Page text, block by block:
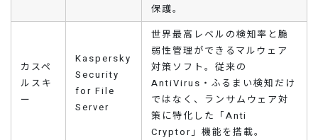
保護。
カスペ
ルスキ
ー
Kaspersky
Security
for File
Server
世界最高レベルの検知率と脆
弱性管理ができるマルウェア
対策ソフト。従来の
AntiVirus・ふるまい検知だけ
ではなく、ランサムウェア対
策に特化した「Anti
Cryptor」機能を搭載。